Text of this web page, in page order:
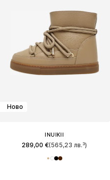
Ново
INUIKII
289,00 €(565,23 лв.³)